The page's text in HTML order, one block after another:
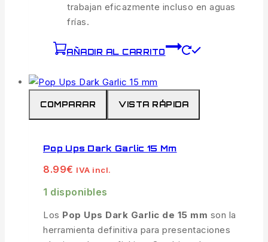
trabajan eficazmente incluso en aguas
frías.
AÑADIR AL CARRITO
COMPARAR VISTA RÁPIDA
Pop Ups Dark Garlic 15 Mm
8.99€ IVA incl.
1 disponibles
Los Pop Ups Dark Garlic de 15 mm son la
herramienta definitiva para presentaciones